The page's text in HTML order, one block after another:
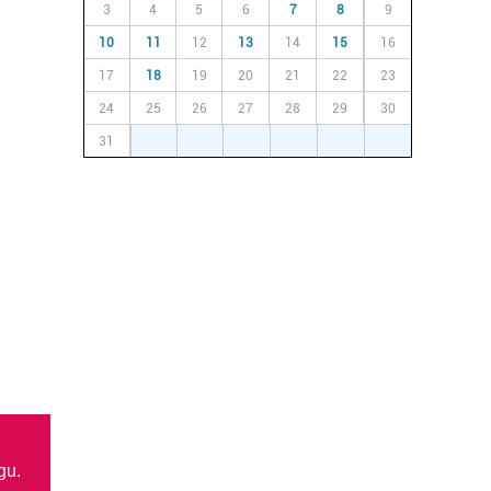
3 4 5 6 7 8 9
10 11 12 13 14 15 16
17 18 19 20 21 22 23
24 25 26 27 28 29 30
31